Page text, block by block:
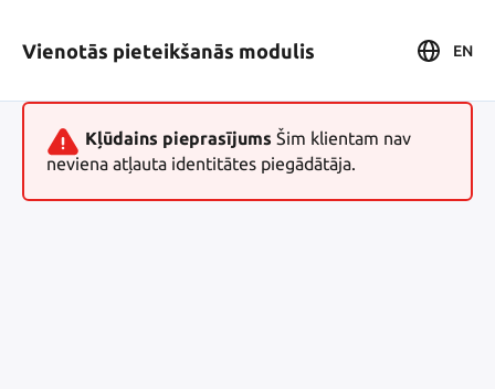
Vienotās pieteikšanās modulis EN
Kļūdains pieprasījums Šim klientam nav
neviena atļauta identitātes piegādātāja.